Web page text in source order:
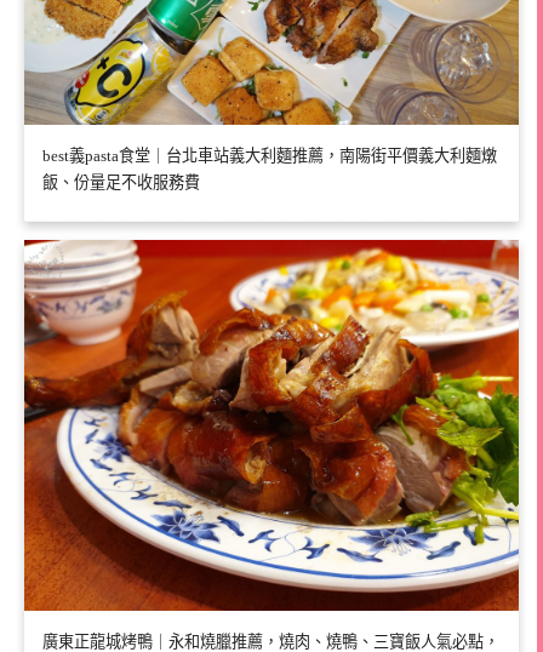
best義pasta食堂｜台北車站義大利麵推薦，南陽街平價義大利麵燉
飯、份量足不收服務費
廣東正龍城烤鴨｜永和燒臘推薦，燒肉、燒鴨、三寶飯人氣必點，